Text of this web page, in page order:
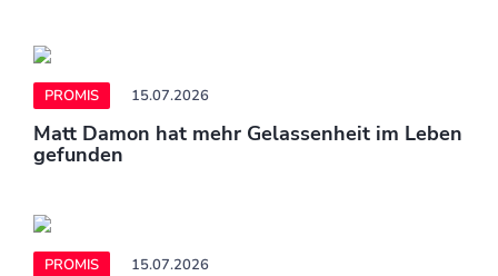
PROMIS 15.07.2026
Matt Damon hat mehr Gelassenheit im Leben
gefunden
PROMIS 15.07.2026